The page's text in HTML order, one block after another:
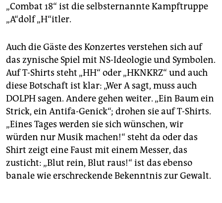
„Combat 18“ ist die selbsternannte Kampftruppe
„A“dolf „H“itler.
Auch die Gäste des Konzertes verstehen sich auf
das zynische Spiel mit NS-Ideologie und Symbolen.
Auf T-Shirts steht „HH“ oder „HKNKRZ“ und auch
diese Botschaft ist klar: „Wer A sagt, muss auch
DOLPH sagen. Andere gehen weiter. „Ein Baum ein
Strick, ein Antifa-Genick“; drohen sie auf T-Shirts.
„Eines Tages werden sie sich wünschen, wir
würden nur Musik machen!“ steht da oder das
Shirt zeigt eine Faust mit einem Messer, das
zusticht: „Blut rein, Blut raus!“ ist das ebenso
banale wie erschreckende Bekenntnis zur Gewalt.